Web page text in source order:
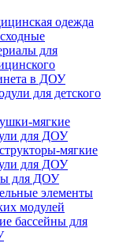
одежда
для
в ДОУ
для детского
мягкие
для ДОУ
мягкие
для ДОУ
для ДОУ
элементы
модулей
бассейны для